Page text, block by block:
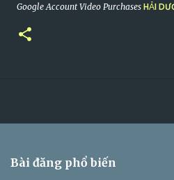
Google Account Video Purchases HẢI
Bài đăng phổ biến